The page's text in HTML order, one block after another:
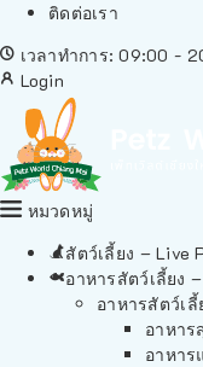
ติดต่อเรา
เวลาทำการ: 09:00 -
Login
หมวดหมู่
สัตว์เลี้ยง – Live
อาหารสัตว์เลี้ยง
อาหารสัตว์เ
อาหาร
อาหาร